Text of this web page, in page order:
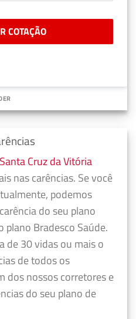
COTAÇÃO
Cruz da Vitória
nas carências. Se você
podemos
do seu plano
plano Bradesco Saúde.
de 30 vidas ou mais o
de todos os
dos nossos corretores e
do seu plano de